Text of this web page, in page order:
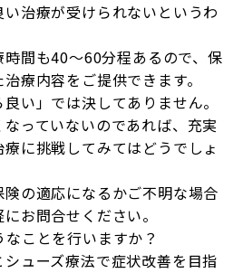
治療が受けられないというわ
間も40～60分程あるので、保
療内容をご提供できます。
い」では決してありません。
っていないのであれば、充実
に挑戦してみてはどうでしょ
の適応になるかご不明な場合
お問合せください。
ことを行いますか？
シューズ療法で症状改善を目指